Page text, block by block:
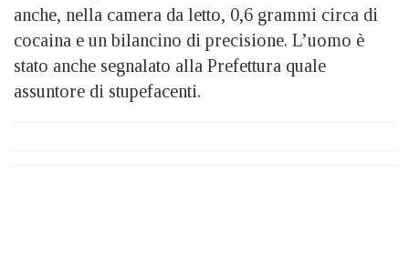
anche, nella camera da letto, 0,6 grammi circa di
cocaina e un bilancino di precisione. L’uomo è
stato anche segnalato alla Prefettura quale
assuntore di stupefacenti.